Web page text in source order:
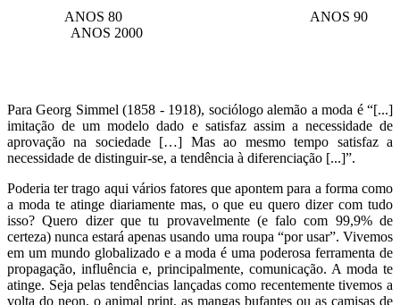
ANOS 80 ANOS 90
ANOS 2000
Para Georg Simmel (1858 - 1918), sociólogo alemão a moda é “[...]
imitação de um modelo dado e satisfaz assim a necessidade de
aprovação na sociedade […] Mas ao mesmo tempo satisfaz a
necessidade de distinguir-se, a tendência à diferenciação [...]”.
Poderia ter trago aqui vários fatores que apontem para a forma como
a moda te atinge diariamente mas, o que eu quero dizer com tudo
isso? Quero dizer que tu provavelmente (e falo com 99,9% de
certeza) nunca estará apenas usando uma roupa “por usar”. Vivemos
em um mundo globalizado e a moda é uma poderosa ferramenta de
propagação, influência e, principalmente, comunicação. A moda te
atinge. Seja pelas tendências lançadas como recentemente tivemos a
volta do neon, o animal print, as mangas bufantes ou as camisas de